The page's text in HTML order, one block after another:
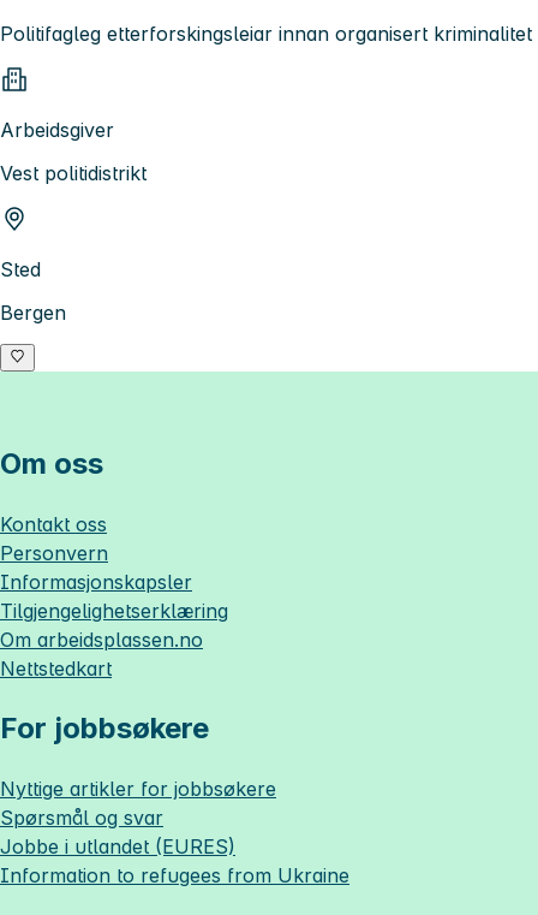
Politifagleg etterforskingsleiar innan organisert kriminalitet
Arbeidsgiver
Vest politidistrikt
Sted
Bergen
Om oss
Kontakt oss
Personvern
Informasjonskapsler
Tilgjengelighetserklæring
Om arbeidsplassen.no
Nettstedkart
For jobbsøkere
Nyttige artikler for jobbsøkere
Spørsmål og svar
Jobbe i utlandet (EURES)
Information to refugees from Ukraine